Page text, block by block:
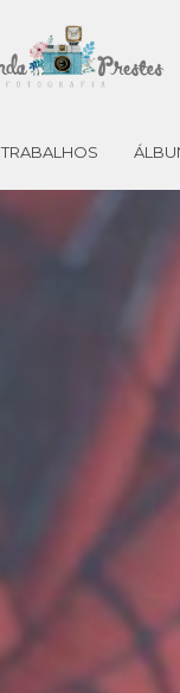
TRABALHOS